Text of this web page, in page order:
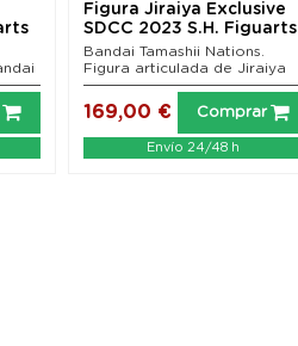
Figura Jiraiya Exclusive
SDCC 2023 S.H. Figuarts
Naruto...
Bandai Tamashii Nations.
Figura articulada de Jiraiya
169,00 € Comprar
Envío 24/48 h